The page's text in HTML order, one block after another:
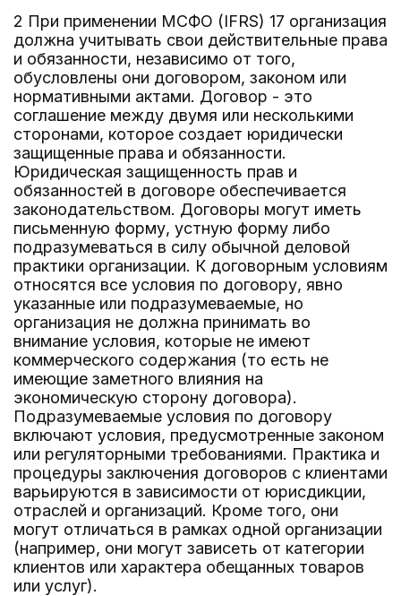
2 При применении МСФО (IFRS) 17 организация
должна учитывать свои действительные права
и обязанности, независимо от того,
обусловлены они договором, законом или
нормативными актами. Договор - это
соглашение между двумя или несколькими
сторонами, которое создает юридически
защищенные права и обязанности.
Юридическая защищенность прав и
обязанностей в договоре обеспечивается
законодательством. Договоры могут иметь
письменную форму, устную форму либо
подразумеваться в силу обычной деловой
практики организации. К договорным условиям
относятся все условия по договору, явно
указанные или подразумеваемые, но
организация не должна принимать во
внимание условия, которые не имеют
коммерческого содержания (то есть не
имеющие заметного влияния на
экономическую сторону договора).
Подразумеваемые условия по договору
включают условия, предусмотренные законом
или регуляторными требованиями. Практика и
процедуры заключения договоров с клиентами
варьируются в зависимости от юрисдикции,
отраслей и организаций. Кроме того, они
могут отличаться в рамках одной организации
(например, они могут зависеть от категории
клиентов или характера обещанных товаров
или услуг).